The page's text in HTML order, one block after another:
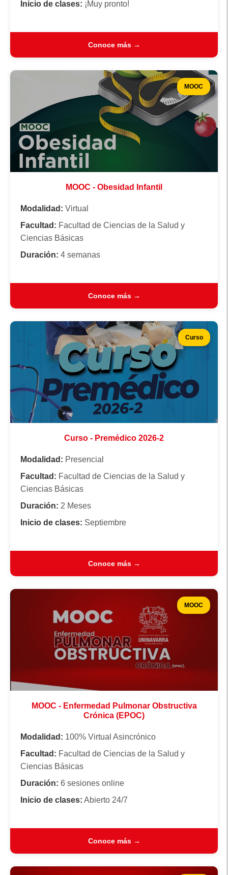
Inicio de clases: ¡Muy pronto!
Conoce más →
MOOC
MOOC - Obesidad Infantil
Modalidad: Virtual
Facultad: Facultad de Ciencias de la Salud y
Ciencias Básicas
Duración: 4 semanas
Conoce más →
Curso
Curso - Premédico 2026-2
Modalidad: Presencial
Facultad: Facultad de Ciencias de la Salud y
Ciencias Básicas
Duración: 2 Meses
Inicio de clases: Septiembre
Conoce más →
MOOC
MOOC - Enfermedad Pulmonar Obstructiva
Crónica (EPOC)
Modalidad: 100% Virtual Asincrónico
Facultad: Facultad de Ciencias de la Salud y
Ciencias Básicas
Duración: 6 sesiones online
Inicio de clases: Abierto 24/7
Conoce más →